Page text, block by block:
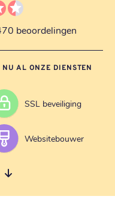
beoordelingen
AL ONZE DIENSTEN
SSL beveiliging
Websitebouwer